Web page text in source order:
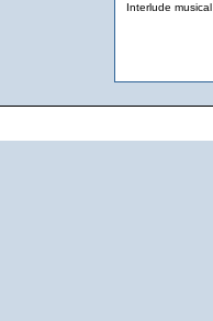
Interlude musical